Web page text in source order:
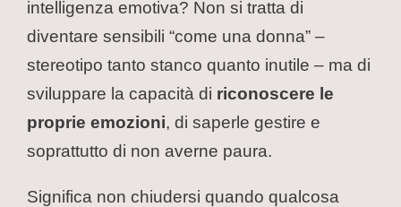
intelligenza emotiva? Non si tratta di
diventare sensibili “come una donna” –
stereotipo tanto stanco quanto inutile – ma di
sviluppare la capacità di riconoscere le
proprie emozioni, di saperle gestire e
soprattutto di non averne paura.
Significa non chiudersi quando qualcosa